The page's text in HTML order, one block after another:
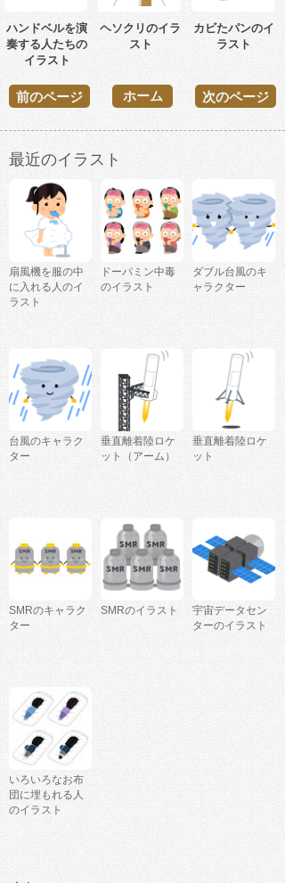
ハンドベルを演
奏する人たちの
イラスト
ヘソクリのイラ
スト
カビたパンのイ
ラスト
前のページ 次のページ
ホーム
最近のイラスト
扇風機を服の中
に入れる人のイ
ラスト
ドーパミン中毒
のイラスト
ダブル台風のキ
ャラクター
台風のキャラク
ター
垂直離着陸ロケ
ット（アーム）
垂直離着陸ロケ
ット
SMRのキャラク
ター
SMRのイラスト
宇宙データセン
ターのイラスト
いろいろなお布
団に埋もれる人
のイラスト